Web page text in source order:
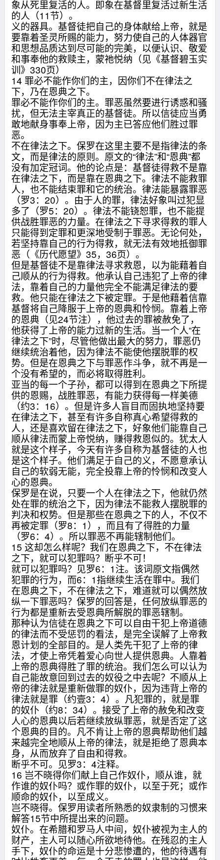
象从死里复活的人。即象在基督里复活过新生活
的人（11节）。
义的器具。基督徒把自己的身体献给上帝，就是
要靠着圣灵所赐的能力，努力使自己的人体器官
和思想品质达到尽可能的完美，以便认识、敬爱
和事奉他的救赎主，蒙祂悦纳（见《基督碧玉实
训》330页）
14 罪必不能作你们的主，因你们不在律法之
下，乃在恩典之下。
罪必不能作你们的主。罪恶虽然要进行诱惑和骚
扰，但无法主宰真正的基督徒。所以信徒应当勇
敢地献身事奉上帝，因为主已答应他们胜过罪
恶。
不在律法之下。保罗在这里主要不是指律法的条
文，而是律法的原则。原文的“律法”和“恩典”都
没有加定冠词。他的论点是：基督徒得救不是靠
在律法之下，而是靠在恩典之下。律法不能救罪
人，也不能结束罪和它的统治。律法能暴露罪恶
（罗3：20）。由于人的罪，律法好象叫过犯显
多了（罗5：20）。律法不能铙恕罪，也不能提
供战胜罪恶的力量。在律法之下寻求得救的罪人
只能得到定罪和更深地受制于罪恶。无论何处，
若坚持靠自己的行为得救，就无法有效地抵御罪
恶（《历代愿望》35，36页）。
但是基督徒不是靠律法寻求救恩，以为能藉着自
己顺从的行为得救。他承认自己违犯了上帝的律
法，靠着自己的力量他完全不能满足律法的要
救。他只能在律法之下被定罪。于是他藉着信靠
基督将自己降服于上帝的恩典和怜悯。靠着上帝
的恩典（见24节注），他过去的罪被赦免了，
他获得了上帝的能力过新的生活。当一个人“在
律法之下”时，尽管他做出最大的努力，罪恶仍
继续统治着他，因为律法不能使他摆脱罪的权
势。但是在恩典之下与罪恶作斗争，就不再是一
个没有希望的，而必将取得胜利。
亚当的每一个子孙，都可以得到在恩典之下所提
供的恩赐，战胜罪恶，有能力获得每一样美德
（约3：16）。但是许多人盲目而固执地坚持要
在律法之下，甚至有许多自称真心希望得救的
人，还是喜欢留在律法之下，好象他们能靠自己
顺从律法而蒙上帝悦纳，赚得救恩似的。犹太人
就是这个样子，今天有许多自称为基督徒的人也
是这个样子。他们满足于自己的义，不愿意承认
自己的软弱无能，完全投靠上帝的怜悯和改变人
心的恩典。
保罗是在说，只要一个人在律法之下，他就仍然
处在罪的统治之下，因为律法不能救人摆脱罪的
判决和权势。但是那些在恩典之下的人，不仅不
再被定罪（罗8：1），而且有了得胜的力量
（罗6：4）。所以罪恶不再能辖制他们。
15 这却怎么样呢？我们在恩典之下，不在律法
之下，就可以犯罪吗？断乎不可！
就可以犯罪吗？见罗6：1注。该词原文指偶然
犯罪的行为，而6：1指继续生活在罪中。我们
在恩典之下，不在律法之下，难道就可以偶然放
纵一下罪恶吗？保罗的回答是，任何放纵罪恶的
行为都是重新去受恩典所解脱的罪恶辖制。
那种认为信徒在恩典之下可以自由干犯上帝道德
的律法而不受惩罚的看法，是完全误解了上帝救
恩计划的全部目的。是人类先干犯了上帝的律
法，才使上帝凭着爱心向世人提供恩典。人靠着
上帝的恩典得胜了罪的统治。我们怎么可以认为
自己能故意回到过去的奴役之中去呢？不顺从上
帝的律法就是重新做罪的奴仆，因为违背上帝的
律法就是罪（约壹3：4）。凡犯罪的，就是罪
的奴仆（约8：34）。接受了上帝的赦免和改变
人心的恩典以后若继续放纵罪恶，就是否定了这
个恩典的目的。凡不肯让上帝的恩典帮助他们越
来越完全地顺从上帝的律法，就是拒绝了恩典本
身，从而放弃了自由和得救。
断乎不可。见罗3：4注释。
16 岂不晓得你们献上自己作奴仆，顺从谁，就
作谁的奴仆吗？或作罪的奴仆，以至于死；或作
顺命的奴仆，以至成义。
岂不晓得。保罗用读者所熟悉的奴隶制的习惯来
解答15节中所提出来的问题。
奴仆。在希腊和罗马人中间，奴仆被视为主人的
财产，主人可以随心所欲地待他。在残忍的主人
手下，奴仆的命运是十分悲惨遭的，他的待遇有